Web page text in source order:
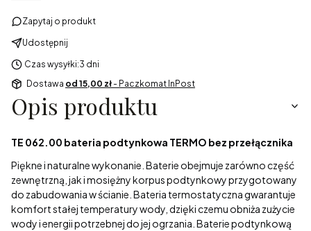
Zapytaj o produkt
Udostępnij
Czas wysyłki:3 dni
Dostawa od 15,00 zł- Paczkomat InPost
Opis produktu
TE 062.00 bateria podtynkowa TERMO bez przełącznika
Piękne i naturalne wykonanie. Baterie obejmuje zarówno część
zewnętrzną, jak i mosiężny korpus podtynkowy przygotowany
do zabudowania w ścianie. Bateria termostatyczna gwarantuje
komfort stałej temperatury wody, dzięki czemu obniża zużycie
wody i energii potrzebnej do jej ogrzania. Baterie podtynkową